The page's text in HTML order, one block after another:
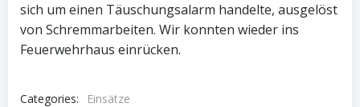
sich um einen Täuschungsalarm handelte, ausgelöst
von Schremmarbeiten. Wir konnten wieder ins
Feuerwehrhaus einrücken.
Categories:
Einsätze